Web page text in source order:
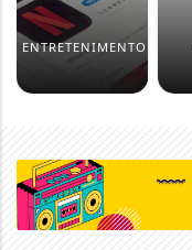
ENTRETENIMENTO